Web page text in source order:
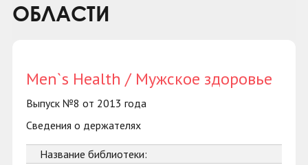
ОБЛАСТИ
Men`s Health / Мужское здоровье
Выпуск №8 от 2013 года
Сведения о держателях
Название библиотеки: